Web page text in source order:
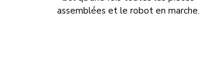
assemblées et le robot en marche.